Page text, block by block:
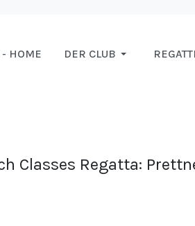
HOME DER CLUB
Classes Regatta: